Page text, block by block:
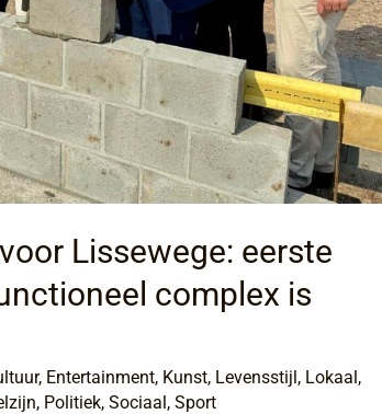
Lissewege: eerste
complex is
, Entertainment, Kunst, Levensstijl, Lokaal,
, Politiek, Sociaal, Sport